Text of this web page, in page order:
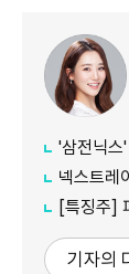
'삼전닉스
넥스트레
[특징주]
기자의